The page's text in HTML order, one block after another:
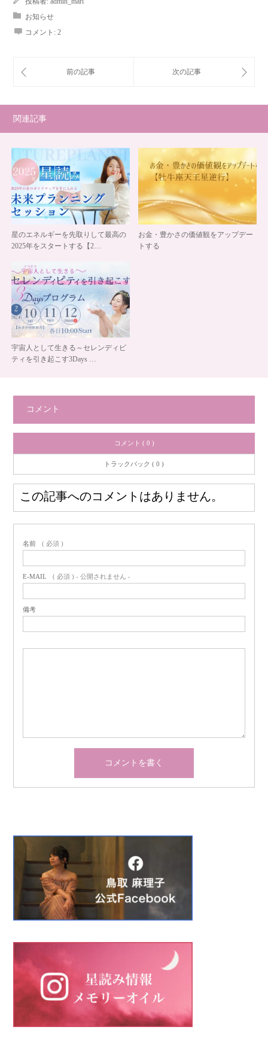
お知らせ
コメント: 2
関連記事
星のエネルギーを先取りして最高の
2025年をスタートする【2…
お金・豊かさの価値観をアップデー
トする
宇宙人として生きる～セレンディピ
ティを引き起こす3Days …
コメント
コメント ( 0 )
トラックバック ( 0 )
この記事へのコメントはありません。
名前 ( 必須 )
E-MAIL ( 必須 ) - 公開されません -
備考